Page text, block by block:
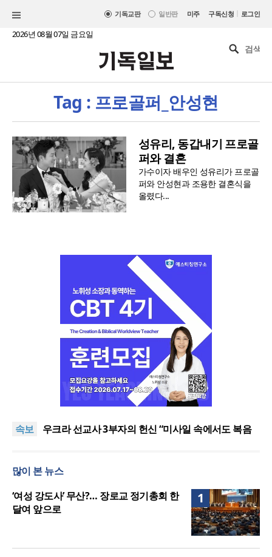
기독교판 일반판 미주 구독신청 | 로그인
2026년 08월 07일 금요일
Tag : 프로골퍼_안성현
성유리, 동갑내기 프로골
퍼와 결혼
가수이자 배우인 성유리가 프로골
퍼와 안성현과 조용한 결혼식을
올렸다...
속보
[최원호 목사의 영혼의 양식 63] 말씀은 같은데 왜 열
우크라 선교사 3부자의 헌신 “미사일 속에서도 복음
강력 반발
[최원호 목사의 영혼의 양식 63] 말씀은 같은데 왜 열
美 이민구금센터에 억류됐던 한인 목회자 석방돼
많이 본 뉴스
1
‘여성 강도사’ 무산?… 장로교 정기총회 한
달여 앞으로